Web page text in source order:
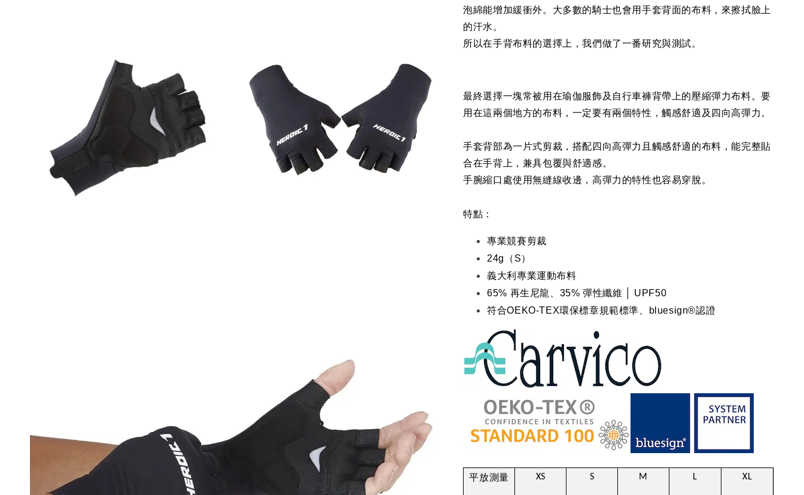
泡綿能增加緩衝外。大多數的騎士也會用手套背面的布料，來擦拭臉上
的汗水。
所以在手背布料的選擇上，我們做了一番研究與測試。
最終選擇一塊常被用在瑜伽服飾及自行車褲背帶上的壓縮彈力布料。要
用在這兩個地方的布料，一定要有兩個特性，觸感舒適及四向高彈力。
手套背部為一片式剪裁，搭配四向高彈力且觸感舒適的布料，能完整貼
合在手背上，兼具包覆與舒適感。
手腕縮口處使用無縫線收邊，高彈力的特性也容易穿脫。
特點：
專業競賽剪裁
24g（S）
義大利專業運動布料
65% 再生尼龍、35% 彈性纖維
│ UPF50
符合OEKO-TEX環保標章規範標準、bluesign®認證
平放測量 XS S M L XL